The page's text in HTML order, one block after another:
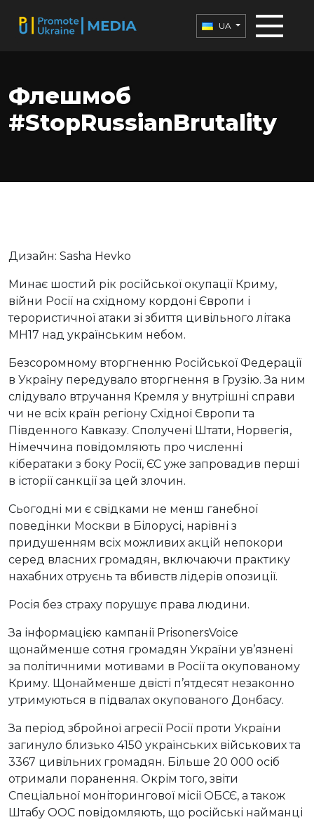
UA
Флешмоб
#StopRussianBrutality
Дизайн: Sasha Hevko
Минає шостий рік російської окупації Криму,
війни Росії на східному кордоні Європи і
терористичної атаки зі збиття цивільного літака
МН17 над українським небом.
Безсоромному вторгненню Російської Федерації
в Україну передувало вторгнення в Грузію. За ним
слідувало втручання Кремля у внутрішні справи
чи не всіх країн регіону Східної Європи та
Південного Кавказу. Сполучені Штати, Норвегія,
Німеччина повідомляють про численні
кібератаки з боку Росії, ЄС уже запровадив перші
в історії санкції за цей злочин.
Сьогодні ми є свідками не менш ганебної
поведінки Москви в Білорусі, нарівні з
придушенням всіх можливих акцій непокори
серед власних громадян, включаючи практику
нахабних отруєнь та вбивств лідерів опозиції.
Росія без страху порушує права людини.
За інформацією кампанії PrisonersVoice
щонайменше сотня громадян України ув’язнені
за політичними мотивами в Росії та окупованому
Криму. Щонайменше двісті п’ятдесят незаконно
утримуються в підвалах окупованого Донбасу.
За період збройної агресії Росії проти України
загинуло близько 4150 українських військових та
3367 цивільних громадян. Більше 20 000 осіб
отримали поранення. Окрім того, звіти
Спеціальної моніторингової місії ОБСЄ, а також
Штабу ООС повідомляють, що російські найманці